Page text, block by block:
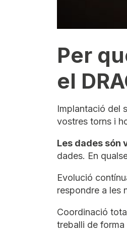
Per
el
Implantació del
vostres torns i
Les dades són
dades. En
Evolució
respondre a les
Coordinació
treballi de